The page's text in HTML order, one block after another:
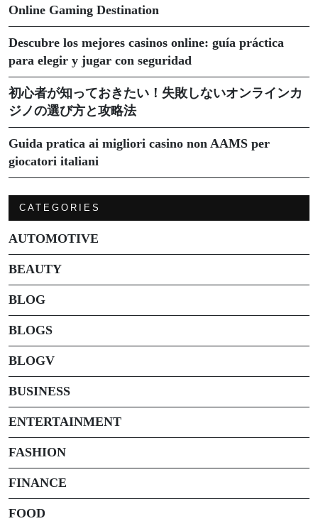
Online Gaming Destination
Descubre los mejores casinos online: guía práctica
para elegir y jugar con seguridad
初心者が知っておきたい！失敗しないオンラインカ
ジノの選び方と攻略法
Guida pratica ai migliori casino non AAMS per
giocatori italiani
CATEGORIES
AUTOMOTIVE
BEAUTY
BLOG
BLOGS
BLOGV
BUSINESS
ENTERTAINMENT
FASHION
FINANCE
FOOD